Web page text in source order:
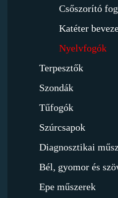
Csőszorító
Katéter
Nyelvfogók
Terpesztők
Szondák
Tűfogók
Szúrcsapok
Diagnosztikai
Bél, gyomor és
Epe műszerek